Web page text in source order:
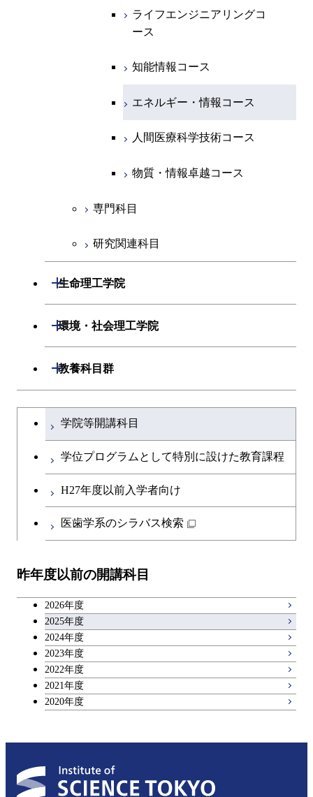
ライフエンジニアリングコ
ース
原子核工学コース
人間医療科学技術コース
ライフエンジニアリングコ
コース
ース
人間医療科学技術コース
エンジニアリングデザイン
ライフエンジニアリングコ
原子核工学コース
人間医療科学技術コース
物質・情報卓越コース
エネルギー・情報コース
ース
原子核工学コース
地球生命コース
人間医療科学技術コース
ライフエンジニアリングコ
ース
知能情報コース
エネルギー・情報コース
人間医療科学技術コース
物質・情報卓越コース
専門科目
研究関連科目
生命理工学院
開閉
生命理工学系
開閉
ライフエンジニアリングコ
ース
物質・情報卓越コース
環境・社会理工学院
開閉
建築学系
開閉
コース
都市・環境学コース
コース
都市・環境学コース
開閉
エネルギーコース
エネルギー・情報コース
エンジニアリングデザイン
原子核工学コース
物質・情報卓越コース
社会・人間科学コース
イノベーション科学系
イノベーション科学コース
人間医療科学技術コース
技術経営専門職学位課程
開閉
技術経営専門職学位課程
専門科目
教養科目群
開閉
文系教養科目
英語科目
第二外国語科目
キャリア科目
大学院課程を切り替える
学院等開講科目
学位プログラムとして特別に設けた教育課程
H27年度以前入学者向け
医歯学系のシラバス検索
昨年度以前の開講科目
2026年度
2025年度
2024年度
2023年度
2022年度
2021年度
2020年度